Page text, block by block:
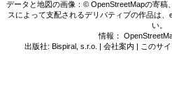
データと地図の画像：© OpenStreetMapの寄稿
スによって支配されるデリバティブの作品は
い。
情報：
出版社: Bispiral, s.r.o. | 会社案内 | このサ